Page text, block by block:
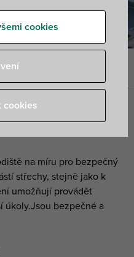
na míru pro bezpečný
střechy, stejně jako k
umožňují provádět
úkoly.Jsou bezpečné a
cookies
cookies